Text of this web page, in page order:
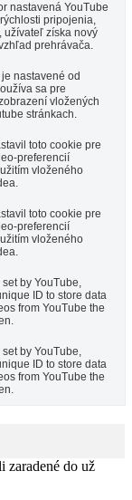
nastavená YouTube
pripojenia,
užívateľ získa nový
prehrávača.
nastavené od
sa pre
vložených
stránkach.
toto cookie pre
preferencií
vloženého
toto cookie pre
preferencií
vloženého
by YouTube,
ID to store data
from YouTube the
by YouTube,
ID to store data
from YouTube the
zaradené do už